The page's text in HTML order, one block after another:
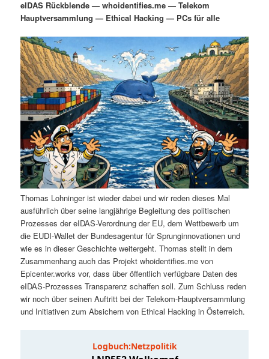
m
ä
r
e
n
I
n
h
a
l
t
s
u
n
d
ä
r
e
n
I
n
h
a
s
n
a
v
i
g
a
t
i
o
n
eIDAS Rückblende — whoidentifies.me — Telekom
Hauptversammlung — Ethical Hacking — PCs für alle
Thomas Lohninger ist wieder dabei und wir reden dieses Mal
ausführlich über seine langjährige Begleitung des politischen
Prozesses der eIDAS-Verordnung der EU, dem Wettbewerb um
die EUDI-Wallet der Bundesagentur für Sprunginnovationen und
wie es in dieser Geschichte weitergeht. Thomas stellt in dem
Zusammenhang auch das Projekt whoidentifies.me von
Epicenter.works vor, dass über öffentlich verfügbare Daten des
eIDAS-Prozesses Transparenz schaffen soll. Zum Schluss reden
wir noch über seinen Auftritt bei der Telekom-Hauptversammlung
und Initiativen zum Absichern von Ethical Hacking in Österreich.